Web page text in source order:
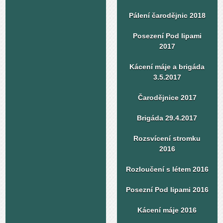
Pálení čarodějnic 2018
Posezení Pod lipami
2017
Kácení máje a brigáda
3.5.2017
Čarodějnice 2017
Brigáda 29.4.2017
Rozsvícení stromku
2016
Rozloučení s létem 2016
Posezní Pod lipami 2016
Kácení máje 2016